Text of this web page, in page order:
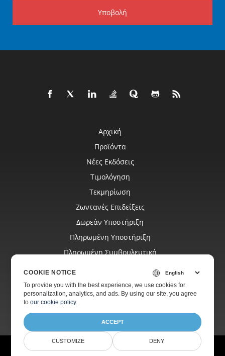
Υποβολή
Αρχική
Προϊόντα
Νέες Εκδόσεις
Τιμολόγηση
Τεκμηρίωση
Ζωντανές Επιδείξεις
Δωρεάν Υποστήριξη
Πληρωμένη Υποστήριξη
Πληρωμένη Συμβουλευτική
Ιστοσελίδες
Σχετικά
© Aspose Pty Ltd 2001-2026.Όλα τα δικαιώματα διατηρούνται.
COOKIE NOTICE
To provide you with the best experience, we use cookies for
personalization, analytics, and ads. By using our site, you agree
toour cookie policy.
ACCEPT
CUSTOMIZE DENY